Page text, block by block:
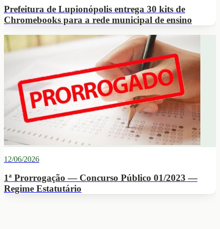
Prefeitura de Lupionópolis entrega 30 kits de
Chromebooks para a rede municipal de ensino
12/06/2026
1ª Prorrogação — Concurso Público 01/2023 —
Regime Estatutário